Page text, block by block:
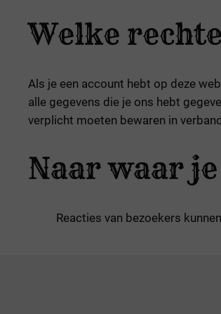
Welke
Als je een account hebt op deze
alle gegevens die je ons hebt
verplicht moeten bewaren in
Naar waar
Reacties van bezoekers